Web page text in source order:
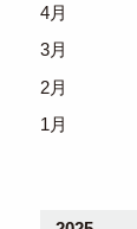
4月
3月
2月
1月